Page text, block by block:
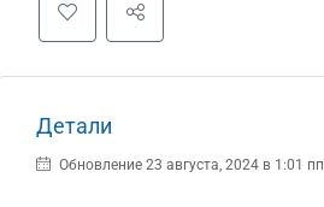
Детали
Обновление 23 августа, 2024 в 1:01 пп